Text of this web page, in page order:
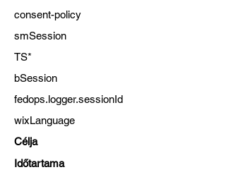
consent-policy
smSession
TS*
bSession
fedops.logger.sessionId
wixLanguage
Célja
Időtartama